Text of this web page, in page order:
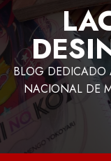
BLOG DEDICADO
NACIONAL DE